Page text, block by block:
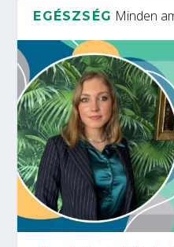
EGÉSZSÉG Minden